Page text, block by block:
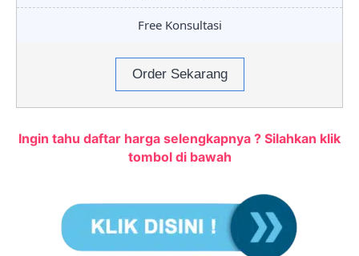
Free Konsultasi
Order Sekarang
Ingin tahu daftar harga selengkapnya ? Silahkan klik
tombol di bawah